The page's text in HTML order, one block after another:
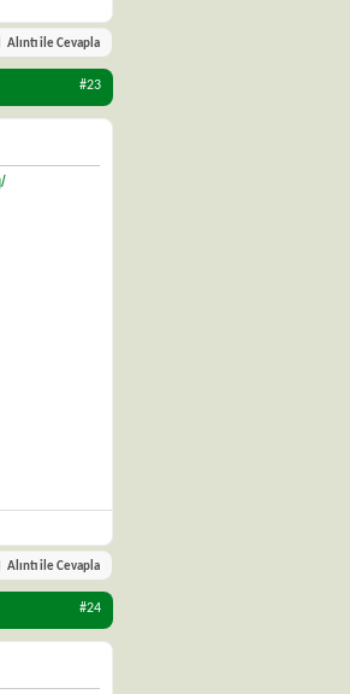
Alıntı ile Cevapla
#23
Alıntı ile Cevapla
#24